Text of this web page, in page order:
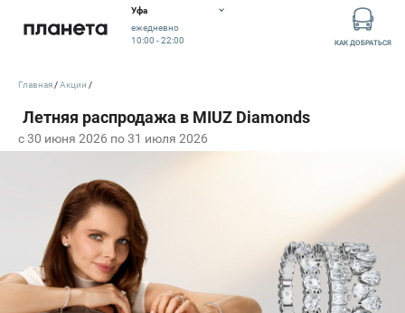
Уфа
ежедневно
10:00 - 22:00
КАК ДОБРАТЬСЯ
c 30 июня 2026 по 31 июля 2026
Главная Акции